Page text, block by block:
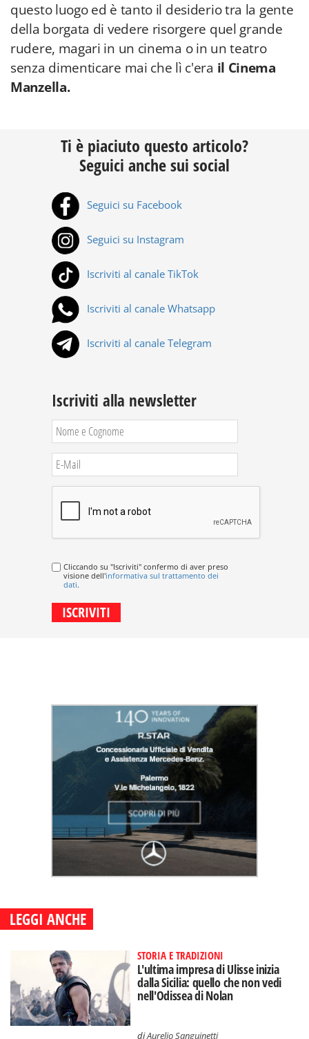
questo luogo ed è tanto il desiderio tra la gente
della borgata di vedere risorgere quel grande
rudere, magari in un cinema o in un teatro
senza dimenticare mai che lì c'era il Cinema
Manzella.
Ti è piaciuto questo articolo?
Seguici anche sui social
Seguici su Facebook
Seguici su Instagram
Iscriviti al canale TikTok
Iscriviti al canale Whatsapp
Iscriviti al canale Telegram
Iscriviti alla newsletter
Cliccando su "Iscriviti" confermo di aver preso
visione dell'informativa sul trattamento dei
dati.
LEGGI ANCHE
STORIA E TRADIZIONI
L'ultima impresa di Ulisse inizia
dalla Sicilia: quello che non vedi
nell'Odissea di Nolan
diAurelio Sanguinetti